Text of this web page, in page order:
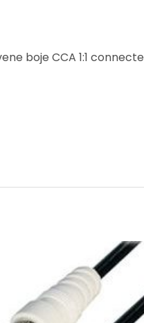
boje CCA 1:1